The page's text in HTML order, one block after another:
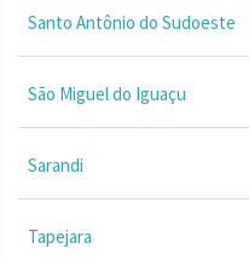
Santo Antônio do Sudoeste
São Miguel do Iguaçu
Sarandi
Tapejara